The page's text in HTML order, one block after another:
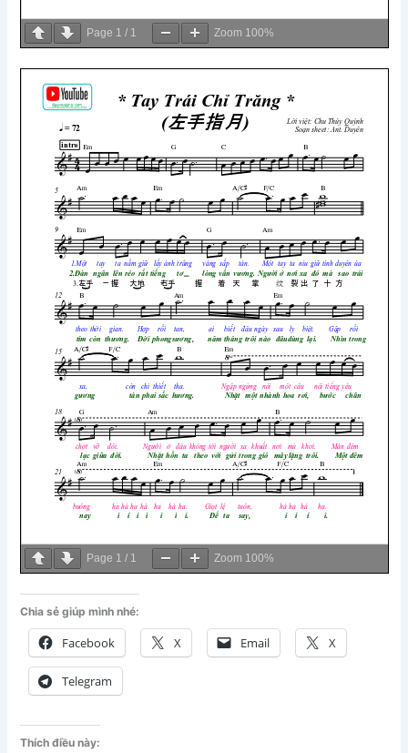
Page 1 / 1 Zoom 100%
Page 1 / 1 Zoom 100%
Chia sẻ giúp mình nhé:
Facebook X Email X
Telegram
Thích điều này: